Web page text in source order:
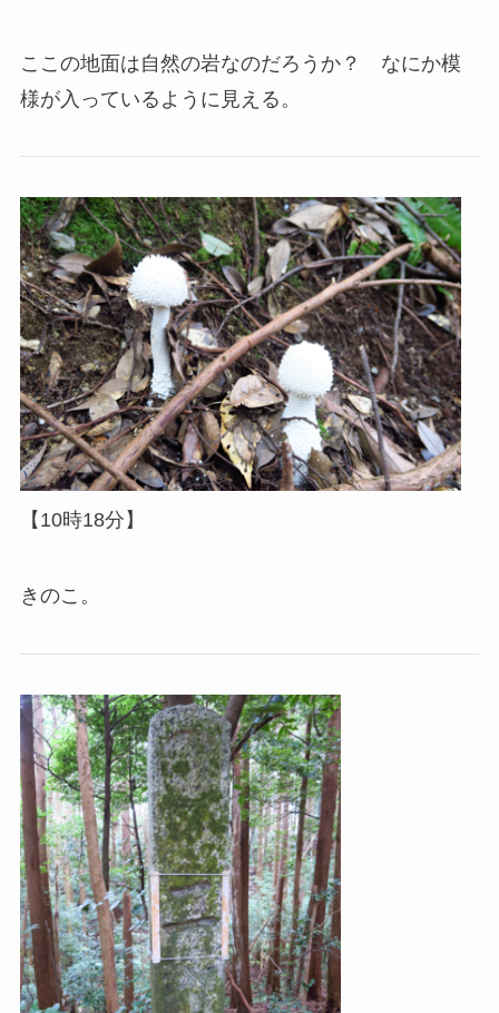
ここの地面は自然の岩なのだろうか？ なにか模
様が入っているように見える。
【10時18分】
きのこ。